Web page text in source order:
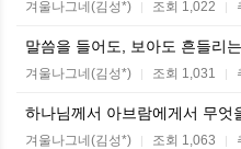
겨울나그네(김성*) | 조회 1,022 |
말씀을 들어도, 보아도 흔들리
겨울나그네(김성*) | 조회 1,031 |
하나님께서 아브람에게서 무엇
겨울나그네(김성*) | 조회 1,063 |